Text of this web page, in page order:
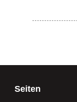
Seiten